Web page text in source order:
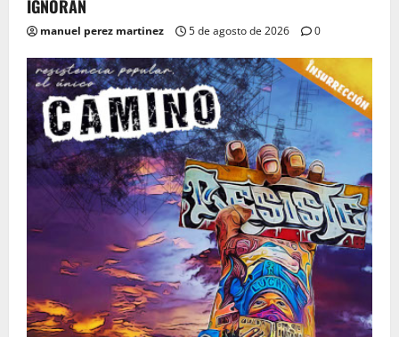
IGNORAN
manuel perez martinez 5 de agosto de 2026 0